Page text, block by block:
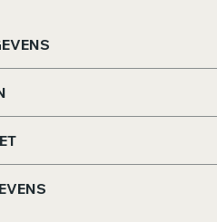
voor 12 koppen thee
en roer goed door.